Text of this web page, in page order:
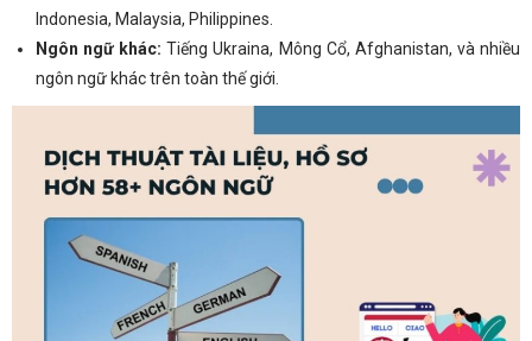
Indonesia, Malaysia, Philippines.
Ngôn ngữ khác: Tiếng Ukraina, Mông Cổ, Afghanistan, và nhiều
ngôn ngữ khác trên toàn thế giới.